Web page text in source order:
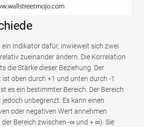
ein Indikator dafür, inwieweit sich zwei
zueinander ändern. Die Korrelation
die Stärke dieser Beziehung. Der
oben durch +1 und unten durch -1
es ein bestimmter Bereich. Der Bereich
unbegrenzt. Es kann einen
oder negativen Wert annehmen
Bereich zwischen -∞ und + ∞). Sie